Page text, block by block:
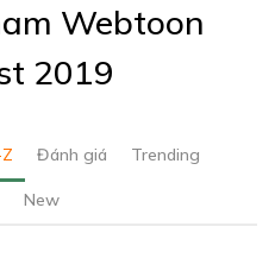
Webtoon
2019
Đánh giá Trending
New